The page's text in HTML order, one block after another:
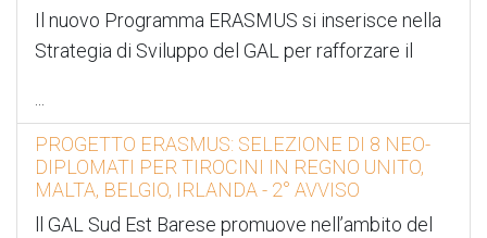
Il nuovo Programma ERASMUS si inserisce nella
Strategia di Sviluppo del GAL per rafforzare il
...
PROGETTO ERASMUS: SELEZIONE DI 8 NEO-
DIPLOMATI PER TIROCINI IN REGNO UNITO,
MALTA, BELGIO, IRLANDA - 2° AVVISO
ll GAL Sud Est Barese promuove nell’ambito del